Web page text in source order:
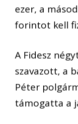
ezer, a
forintot kell
A Fidesz
szavazott, a
Péter
támogatta a